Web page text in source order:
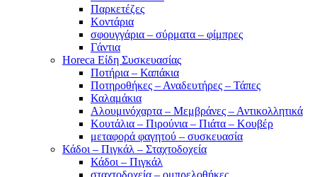
Παρκετέζες
Κοντάρια
σφουγγάρια – σύρματα – φίμπρες
Γάντια
Horeca Είδη Συσκευασίας
Ποτήρια – Καπάκια
Ποτηροθήκες – Αναδευτήρες – Τάπες
Καλαμάκια
Αλουμινόχαρτα – Μεμβράνες – Αντικολλητικά
Κουτάλια – Πιρούνια – Πιάτα – Κουβέρ
μεταφορά φαγητού – συσκευασία
Κάδοι – Πιγκάλ – Σταχτοδοχεία
Κάδοι – Πιγκάλ